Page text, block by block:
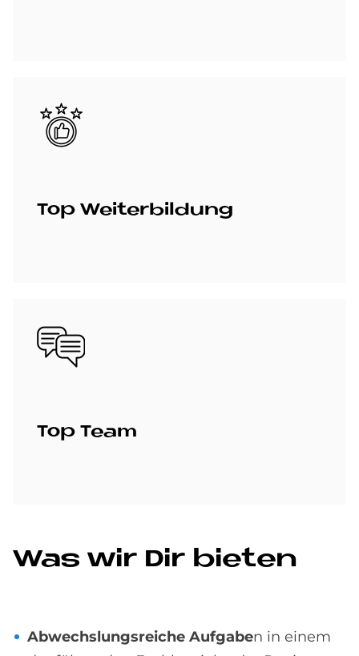
Bild
Top Wei­ter­bil­dung
Bild
Top Team
Was wir Dir bie­ten
Abwechslungsreiche Aufgaben in einem